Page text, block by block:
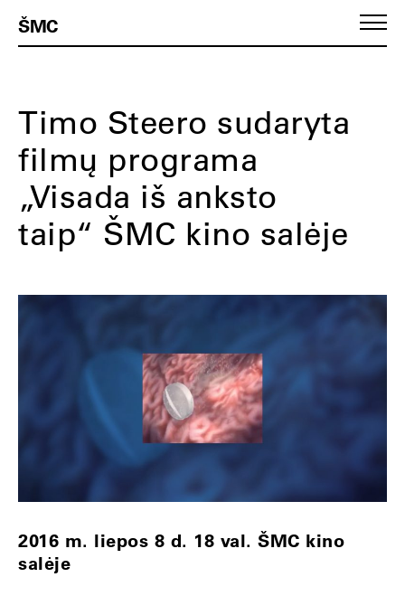
ŠMC
Timo Steero sudaryta
filmų programa
„Visada iš anksto
taip“ ŠMC kino salėje
2016 m. liepos 8 d. 18 val. ŠMC kino
salėje